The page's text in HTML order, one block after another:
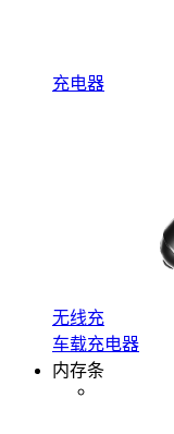
充电器
无线充
车载充电器
内存条